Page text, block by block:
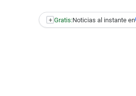
+ Gratis:Noticias al instante en